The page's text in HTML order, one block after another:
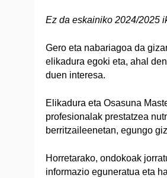
Ez da eskainiko 2024/2025
Gero eta nabariagoa da
elikadura egoki eta, ahal
duen interesa.
Elikadura eta Osasuna
profesionalak prestatzea
berritzaileenetan, egungo
Horretarako, ondokoak
informazio eguneratua eta